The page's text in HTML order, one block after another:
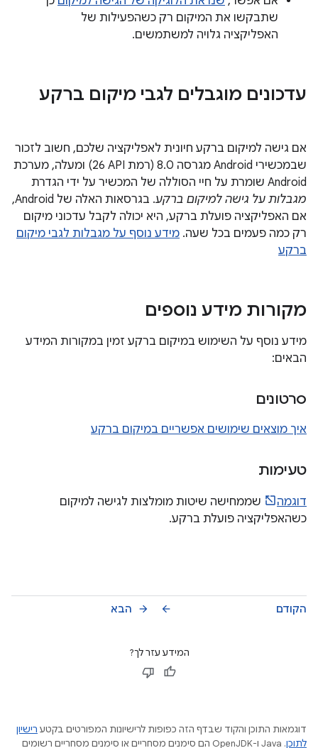
שתבקשו את המיקום רק כשהפעילות של
האפליקציה גלויה למשתמשים.
עדכונים מוגבלים לגבי מיקום ברקע
אם גישה למיקום ברקע חיונית לאפליקציה שלכם, חשוב לזכור
שבמכשירי Android מגרסה 8.0 (רמת API‏ 26) ומעלה, מערכת
Android שומרת על חיי הסוללה של המכשיר על ידי הגדרת
מגבלות על גישה למיקום ברקע
. בגרסאות האלה של Android,
אם האפליקציה פועלת ברקע, היא יכולה לקבל עדכוני מיקום
רק כמה פעמים בכל שעה. מידע נוסף על מגבלות לגבי מיקום
ברקע
מקורות מידע נוספים
מידע נוסף על השימוש במיקום ברקע זמין במקורות המידע
הבאים:
סרטונים
איך מוצאים שימושים אפשריים במיקום ברקע
טעימות
דוגמה
שממחישה שיטות מומלצות לגישה למיקום
כשהאפליקציה פועלת ברקע.
הקודם arrow_back הבא arrow_forward
המידע עזר לך?
דוגמאות התוכן והקוד שבדף הזה כפופות לרישיונות המפורטים בקטע רישיון
לתוכן
.‏ Java ו-OpenJDK הם סימנים מסחריים או סימנים מסחריים רשומים